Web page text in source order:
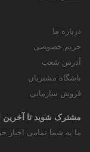
درباره ما
حریم خصوصی
آدرس شعب
باشگاه مشتریان
فروش سازمانی
مشترک شوید تا آخرین
ما به شما تمامی اخبار